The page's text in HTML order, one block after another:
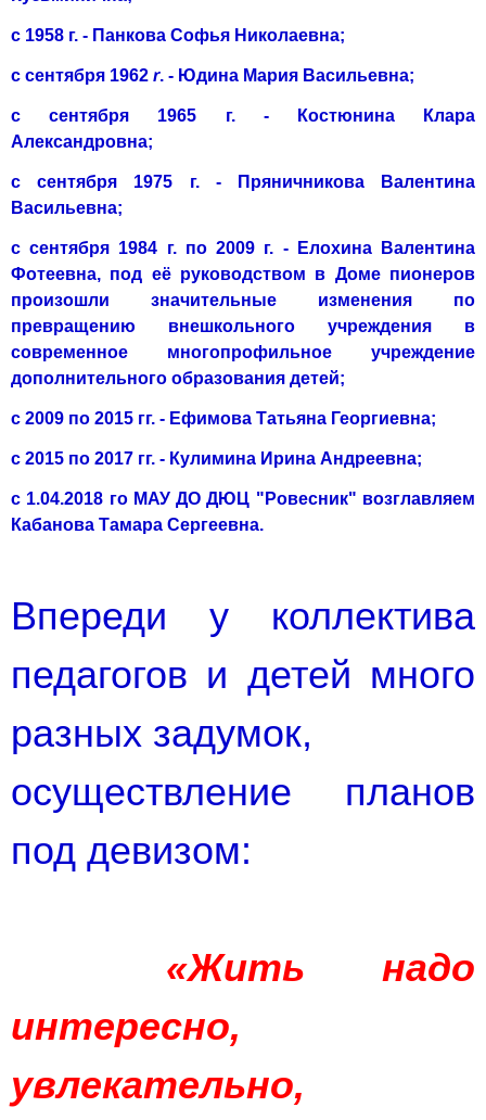
с 1958 г. - Панкова Софья Николаевна;
с сен­тября 1962 r. - Юдина Мария Василь­евна;
с сентября 1965 г. - Костюнина Клара
Александровна;
с сентября 1975 г. - Пряничникова Валентина
Василь­евна;
с сентября 1984 г. по 2009 г. - Елохина Валентина
Фотеев­на, под её руководством в Доме пионе­ров
произошли значительные измене­ния по
превращению внешкольного учреждения в
современное многопро­фильное учреждение
дополнительного образования детей;
с 2009 по 2015 гг. - Ефимова Татьяна Георгиевна;
с 2015 по 2017 гг. - Кулимина Ирина Андреевна;
с 1.04.2018 го МАУ ДО ДЮЦ "Ровесник" возглавляем
Кабанова Тамара Сергеевна.
Впереди у коллектива
педагогов и детей много
разных задумок,
осу­ществление планов
под девизом:
«Жить надо
интересно,
увлекательно,